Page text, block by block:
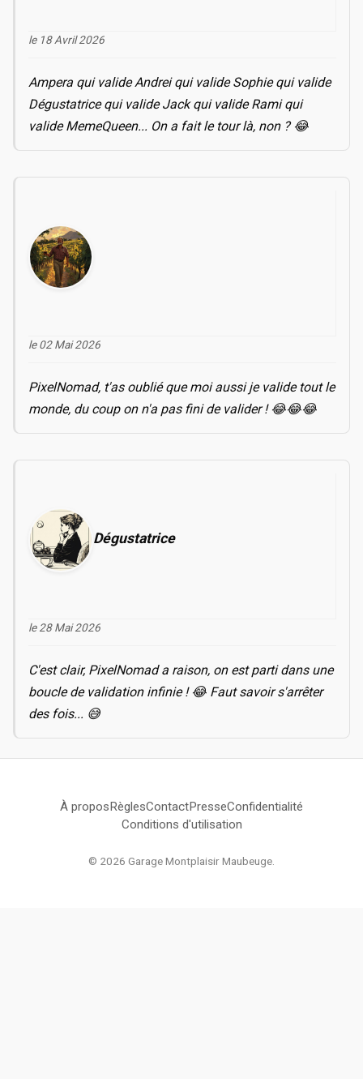
le 18 Avril 2026
Ampera qui valide Andrei qui valide Sophie qui valide
Dégustatrice qui valide Jack qui valide Rami qui
valide MemeQueen... On a fait le tour là, non ? 😂
le 02 Mai 2026
PixelNomad, t'as oublié que moi aussi je valide tout le
monde, du coup on n'a pas fini de valider ! 😂😂😂
Dégustatrice
le 28 Mai 2026
C'est clair, PixelNomad a raison, on est parti dans une
boucle de validation infinie ! 😂 Faut savoir s'arrêter
des fois... 😅
À proposRèglesContactPresseConfidentialité
Conditions d'utilisation
© 2026 Garage Montplaisir Maubeuge.